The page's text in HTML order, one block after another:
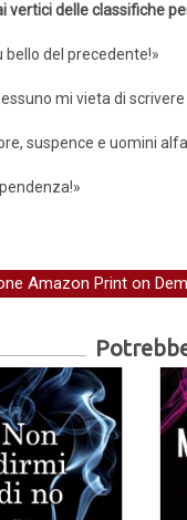
vertici delle classifiche
bello del precedente!»
mi vieta di
suspence e uomini
Amazon Print on